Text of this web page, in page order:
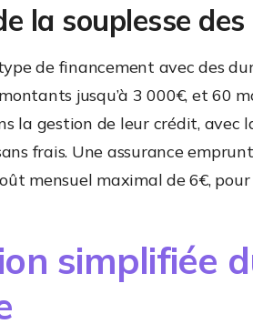
la souplesse
de financement avec des
jusqu’à 3 000€, et 60
la gestion de leur crédit, avec
frais. Une assurance
mensuel maximal de 6€,
simplifiée